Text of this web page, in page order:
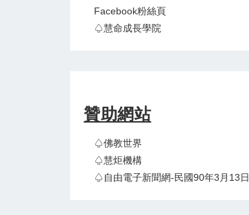
Facebook粉絲頁
♤慧命成長學院
贊助網站
♤佛教世界
♤慧炬機構
♤自由電子新聞網-民國90年3月13日